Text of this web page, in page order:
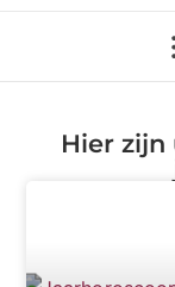
Hier zijn